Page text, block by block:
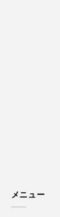
メニュー